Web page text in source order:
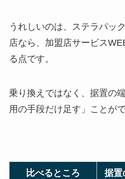
うれしいのは、ステラパッ
店なら、加盟店サービス
る点です。
乗り換えではなく、据置の
用の手段だけ足す」ことがで
比べるところ 据置